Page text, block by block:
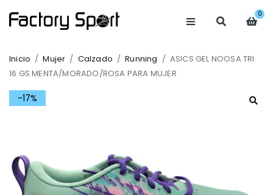
0
Inicio / Mujer / Calzado / Running / ASICS GEL NOOSA TRI
16 GS MENTA/MORADO/ROSA PARA MUJER
-17%